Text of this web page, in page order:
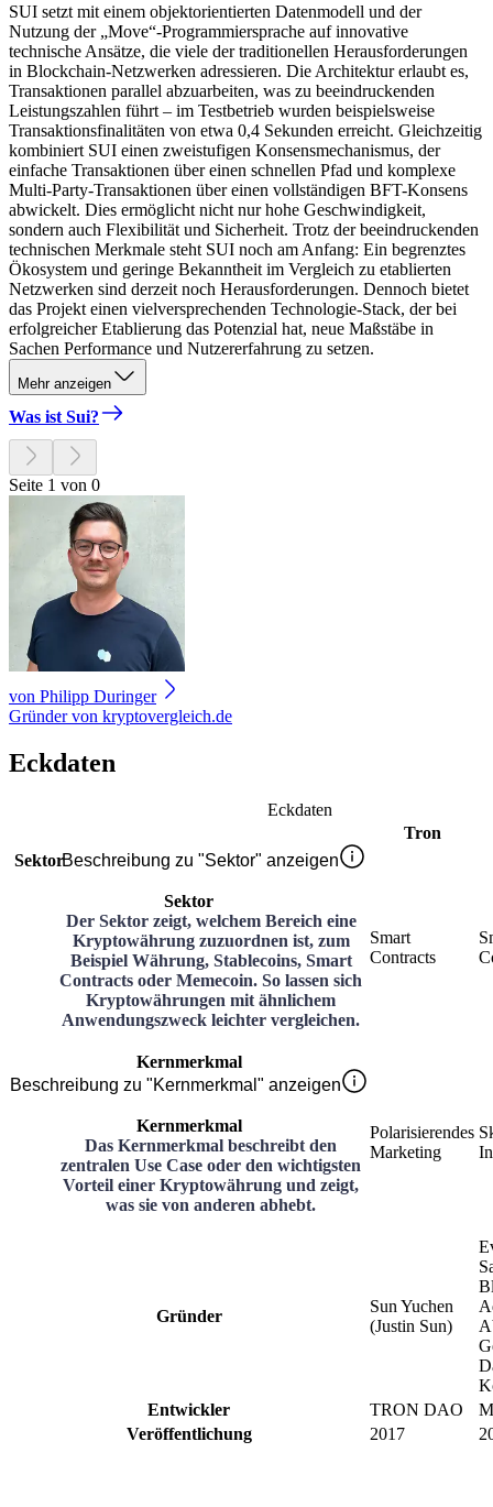
SUI setzt mit einem objektorientierten Datenmodell und der
Nutzung der „Move“-Programmiersprache auf innovative
technische Ansätze, die viele der traditionellen Herausforderungen
in Blockchain-Netzwerken adressieren. Die Architektur erlaubt es,
Transaktionen parallel abzuarbeiten, was zu beeindruckenden
Leistungszahlen führt – im Testbetrieb wurden beispielsweise
Transaktionsfinalitäten von etwa 0,4 Sekunden erreicht. Gleichzeitig
kombiniert SUI einen zweistufigen Konsensmechanismus, der
einfache Transaktionen über einen schnellen Pfad und komplexe
Multi-Party-Transaktionen über einen vollständigen BFT-Konsens
abwickelt. Dies ermöglicht nicht nur hohe Geschwindigkeit,
sondern auch Flexibilität und Sicherheit. Trotz der beeindruckenden
technischen Merkmale steht SUI noch am Anfang: Ein begrenztes
Ökosystem und geringe Bekanntheit im Vergleich zu etablierten
Netzwerken sind derzeit noch Herausforderungen. Dennoch bietet
das Projekt einen vielversprechenden Technologie-Stack, der bei
erfolgreicher Etablierung das Potenzial hat, neue Maßstäbe in
Sachen Performance und Nutzererfahrung zu setzen.
Mehr anzeigen
Was ist Sui?
Seite 1 von 0
von Philipp Duringer
Gründer von kryptovergleich.de
Eckdaten
Eckdaten
Tron
SektorBeschreibung zu "Sektor" anzeigen
Sektor
Der Sektor zeigt, welchem Bereich eine
Kryptowährung zuzuordnen ist, zum
Beispiel Währung, Stablecoins, Smart
Contracts oder Memecoin. So lassen sich
Kryptowährungen mit ähnlichem
Anwendungszweck leichter vergleichen.
Smart
Contracts
Kernmerkmal
Beschreibung zu "Kernmerkmal" anzeigen
Kernmerkmal
Das Kernmerkmal beschreibt den
zentralen Use Case oder den wichtigsten
Vorteil einer Kryptowährung und zeigt,
was sie von anderen abhebt.
Polarisierendes
Marketing
Gründer
Sun Yuchen
(Justin Sun)
Entwickler
TRON DAO
Veröffentlichung
2017